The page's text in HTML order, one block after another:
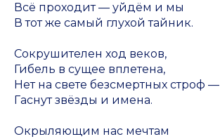
Всё проходит — уйдём и мы
В тот же самый глухой тайник.
Сокрушителен ход веков,
Гибель в сущее вплетена,
Нет на свете безсмертных строф —
Гаснут звёзды и имена.
Окрыляющим нас мечтам